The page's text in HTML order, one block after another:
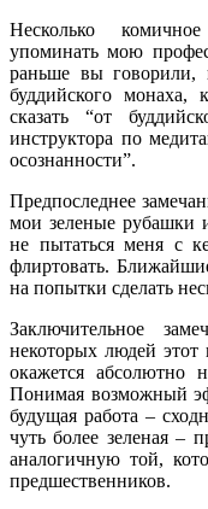
Несколько
упоминать мою
раньше вы
буддийского монаха,
сказать “от
инструктора по
осознанности”.
Предпоследнее
мои зеленые рубашки
не пытаться меня с
флиртовать.
на попытки сделать
Заключительное
некоторых людей этот
окажется абсолютно
Понимая возможный
будущая работа –
чуть более зеленая –
аналогичную той,
предшественников.